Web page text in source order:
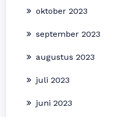
oktober 2023
september 2023
augustus 2023
juli 2023
juni 2023